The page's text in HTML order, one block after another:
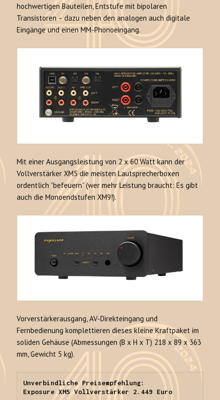
hochwertigen Bauteilen, Entstufe mit bipolaren
Transistoren – dazu neben den analogen auch digitale
Eingänge und einen MM-Phonoeingang.
Mit einer Ausgangsleistung von 2 x 60 Watt kann der
Vollverstärker XM5 die meisten Lautsprecherboxen
ordentlich “befeuern” (wer mehr Leistung braucht: Es gibt
auch die Monoendstufen XM9!).
Vorverstärkerausgang, AV-Direkteingang und
Fernbedienung komplettieren dieses kleine Kraftpaket im
soliden Gehäuse (Abmessungen (B x H x T) 218 x 89 x 363
mm, Gewicht 5 kg).
Unverbindliche Preisempfehlung:
Exposure XM5 Vollverstärker 2.449 Euro